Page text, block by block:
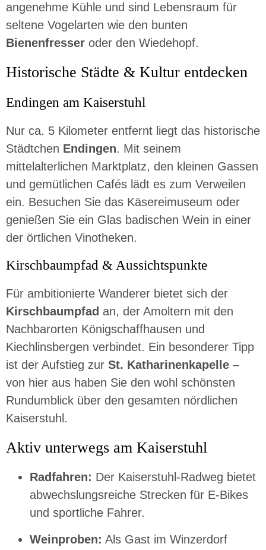
angenehme Kühle und sind Lebensraum für
seltene Vogelarten wie den bunten
Bienenfresser oder den Wiedehopf.
Historische Städte & Kultur entdecken
Endingen am Kaiserstuhl
Nur ca. 5 Kilometer entfernt liegt das historische
Städtchen Endingen. Mit seinem
mittelalterlichen Marktplatz, den kleinen Gassen
und gemütlichen Cafés lädt es zum Verweilen
ein. Besuchen Sie das Käsereimuseum oder
genießen Sie ein Glas badischen Wein in einer
der örtlichen Vinotheken.
Kirschbaumpfad & Aussichtspunkte
Für ambitionierte Wanderer bietet sich der
Kirschbaumpfad an, der Amoltern mit den
Nachbarorten Königschaffhausen und
Kiechlinsbergen verbindet. Ein besonderer Tipp
ist der Aufstieg zur St. Katharinenkapelle –
von hier aus haben Sie den wohl schönsten
Rundumblick über den gesamten nördlichen
Kaiserstuhl.
Aktiv unterwegs am Kaiserstuhl
Radfahren: Der Kaiserstuhl-Radweg bietet
abwechslungsreiche Strecken für E-Bikes
und sportliche Fahrer.
Weinproben: Als Gast im Winzerdorf